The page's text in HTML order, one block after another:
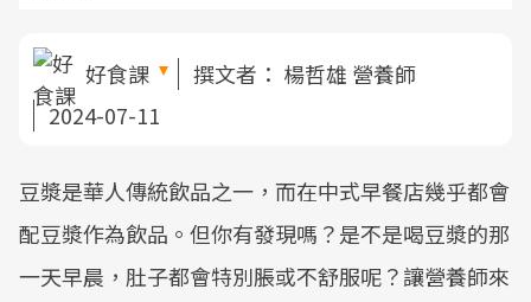
好食課 撰文者： 楊哲雄 營養師
2024-07-11
豆漿是華人傳統飲品之一，而在中式早餐店幾乎都會
配豆漿作為飲品。但你有發現嗎？是不是喝豆漿的那
一天早晨，肚子都會特別脹或不舒服呢？讓營養師來